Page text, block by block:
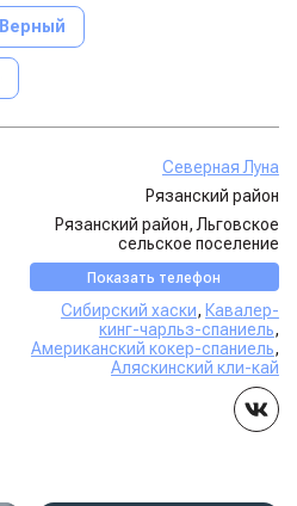
Верный
Северная Луна
Рязанский район
Рязанский район, Льговское
сельское поселение
Показать телефон
Сибирский хаски, Кавалер-
кинг-чарльз-спаниель,
Американский кокер-спаниель,
Аляскинский кли-кай